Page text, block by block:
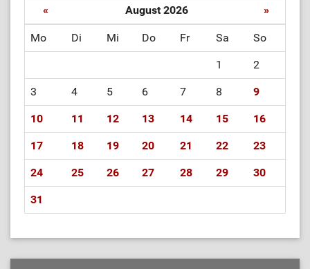
« August 2026 »
Mo Di Mi Do Fr Sa So
1 2
3 4 5 6 7 8 9
10 11 12 13 14 15 16
17 18 19 20 21 22 23
24 25 26 27 28 29 30
31